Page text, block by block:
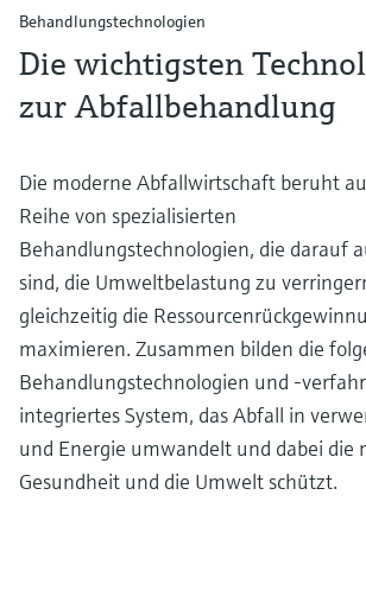
Behandlungstechnologien
Die wichtigsten
zur Abfallbehandlung
Die moderne Abfallwirtschaft beruht
Reihe von spezialisierten
Behandlungstechnologien, die darauf
sind, die Umweltbelastung zu
gleichzeitig die
maximieren. Zusammen bilden die
Behandlungstechnologien und -
integriertes System, das Abfall in
und Energie umwandelt und dabei die
Gesundheit und die Umwelt schützt.